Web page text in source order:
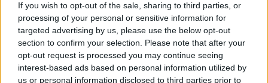
If you wish to opt-out of the sale, sharing to third parties, or
processing of your personal or sensitive information for
targeted advertising by us, please use the below opt-out
section to confirm your selection. Please note that after your
opt-out request is processed you may continue seeing
interest-based ads based on personal information utilized by
us or personal information disclosed to third parties prior to
Αναστάσης Ροϊλός: «Δε θα πήγαινα σε
ριάλιτι. Δεν είναι η “φάση” μου»
CELEBRITIES